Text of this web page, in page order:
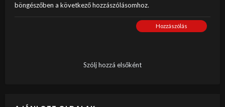
böngészőben a következő hozzászólásomhoz.
Hozzászólás
Szólj hozzá elsőként